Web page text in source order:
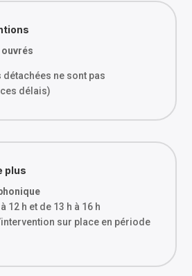
ne sont pas
délais)
plus
12 h et de 13 h à 16 h
sur place en période